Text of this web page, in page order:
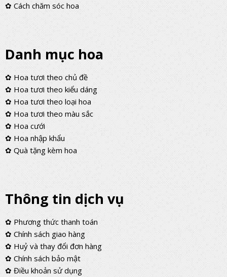
✿ Cách chăm sóc hoa
Danh mục hoa
✿ Hoa tươi theo chủ đề
✿ Hoa tươi theo kiểu dáng
✿ Hoa tươi theo loại hoa
✿ Hoa tươi theo màu sắc
✿ Hoa cưới
✿ Hoa nhập khẩu
✿ Quà tặng kèm hoa
Thông tin dịch vụ
✿ Phương thức thanh toán
✿ Chính sách giao hàng
✿ Huỷ và thay đổi đơn hàng
✿ Chính sách bảo mật
✿ Điều khoản sử dụng